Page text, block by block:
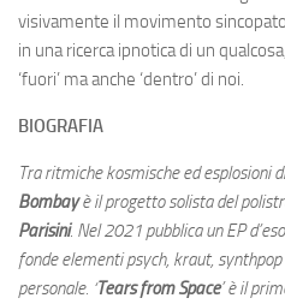
visivamente il movimento
in una ricerca ipnotica di un
‘fuori’ ma anche ‘dentro’ di noi.
BIOGRAFIA
Tra ritmiche kosmische ed esplosioni
Bombayè il progetto solista del
Parisini. Nel 2021 pubblica un EP
fonde elementi psych, kraut,
personale. ‘Tears from Space’ è il